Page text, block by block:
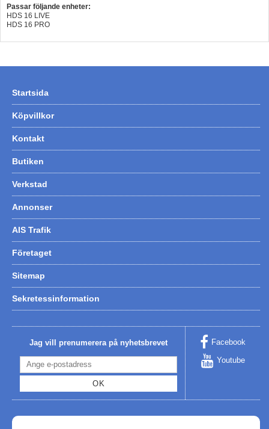
Kamasa Tools - Verktyg
Calix - Packline - Takboxar
Thule - Lasthållare
LAGERRENSING
Passar följande enheter:
HDS 16 LIVE
HDS 16 PRO
Startsida
Köpvillkor
Kontakt
Butiken
Verkstad
Annonser
AIS Trafik
Företaget
Sitemap
Sekretessinformation
Jag vill prenumerera på nyhetsbrevet
OK
Facebook
Youtube